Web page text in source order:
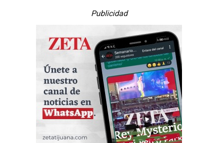
Publicidad